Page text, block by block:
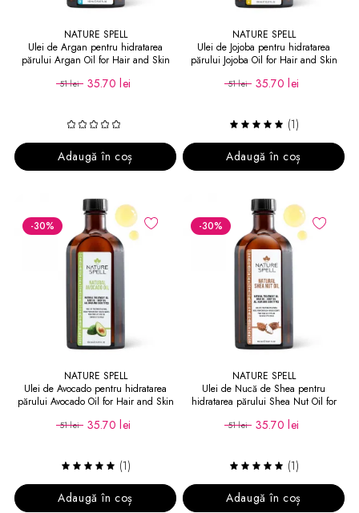
NATURE SPELL
Ulei de Argan pentru hidratarea
părului Argan Oil for Hair and Skin
51 lei 35.70 lei
Adaugă în coș
NATURE SPELL
Ulei de Jojoba pentru hidratarea
părului Jojoba Oil for Hair and Skin
51 lei 35.70 lei
(1)
Adaugă în coș
-30%
NATURE SPELL
Ulei de Avocado pentru hidratarea
părului Avocado Oil for Hair and Skin
51 lei 35.70 lei
(1)
Adaugă în coș
-30%
NATURE SPELL
Ulei de Nucă de Shea pentru
hidratarea părului Shea Nut Oil for
51 lei 35.70 lei
(1)
Adaugă în coș